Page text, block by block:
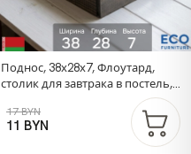
Поднос, 38х28х7, Флоутард,
столик для завтрака в постель,
для кухни, состаренный бурый
17 BYN
11 BYN